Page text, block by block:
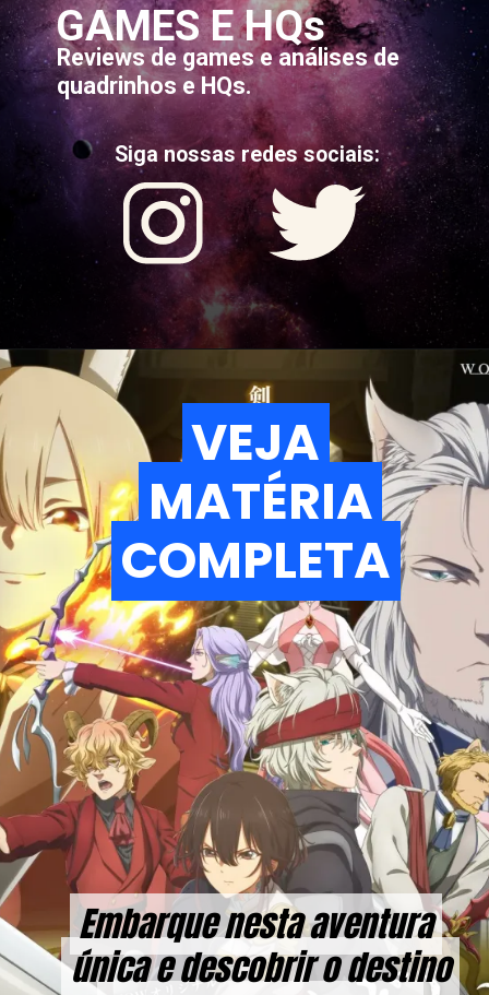
GAMES E HQs
Reviews de games e análises de
quadrinhos e HQs.
Siga nossas redes sociais:
Embarque nesta aventura
única e descobrir o destino
Embarque nesta aventura
única e descobrir o destino
VEJA
MATÉRIA
COMPLETA
VEJA
MATÉRIA
COMPLETA